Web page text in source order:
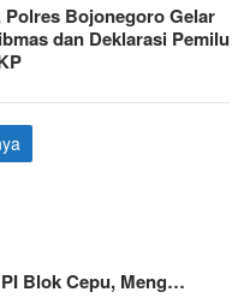
Bojonegoro Gelar
dan Deklarasi Pemilu
Blok Cepu, Meng…